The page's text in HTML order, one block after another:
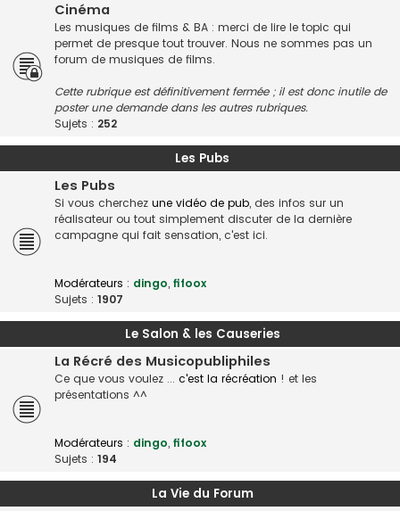
Cinéma
Les musiques de films & BA : merci de lire le topic qui
permet de presque tout trouver. Nous ne sommes pas un
forum de musiques de films.
Cette rubrique est définitivement fermée ; il est donc inutile de
poster une demande dans les autres rubriques.
Sujets : 252
Les Pubs
Les Pubs
Si vous cherchez une vidéo de pub, des infos sur un
réalisateur ou tout simplement discuter de la dernière
campagne qui fait sensation, c'est ici.
Modérateurs : dingo, fifoox
Sujets : 1907
Le Salon & les Causeries
La Récré des Musicopubliphiles
Ce que vous voulez ... c'est la récréation ! et les
présentations ^^
Modérateurs : dingo, fifoox
Sujets : 194
La Vie du Forum